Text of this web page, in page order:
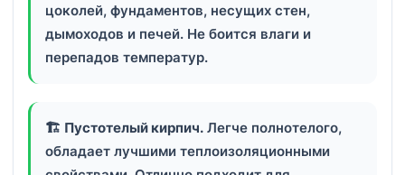
цоколей, фундаментов, несущих стен,
дымоходов и печей. Не боится влаги и
перепадов температур.
🏗️ Пустотелый кирпич. Легче полнотелого,
обладает лучшими теплоизоляционными